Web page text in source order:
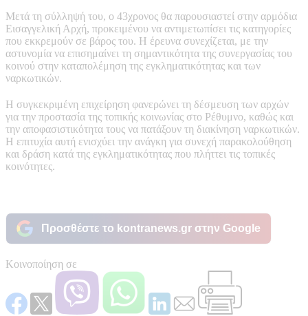
Μετά τη σύλληψή του, ο 43χρονος θα παρουσιαστεί στην αρμόδια
Εισαγγελική Αρχή, προκειμένου να αντιμετωπίσει τις κατηγορίες
που εκκρεμούν σε βάρος του. Η έρευνα συνεχίζεται, με την
αστυνομία να επισημαίνει τη σημαντικότητα της συνεργασίας του
κοινού στην καταπολέμηση της εγκληματικότητας και των
ναρκωτικών.
Η συγκεκριμένη επιχείρηση φανερώνει τη δέσμευση των αρχών
για την προστασία της τοπικής κοινωνίας στο Ρέθυμνο, καθώς και
την αποφασιστικότητα τους να πατάξουν τη διακίνηση ναρκωτικών.
Η επιτυχία αυτή ενισχύει την ανάγκη για συνεχή παρακολούθηση
και δράση κατά της εγκληματικότητας που πλήττει τις τοπικές
κοινότητες.
Προσθέστε το kontranews.gr στην Google
Κοινοποίηση σε